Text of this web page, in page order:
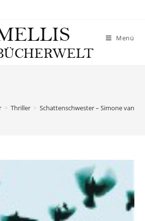
Menü
> Thriller > Schattenschwester – Simone van